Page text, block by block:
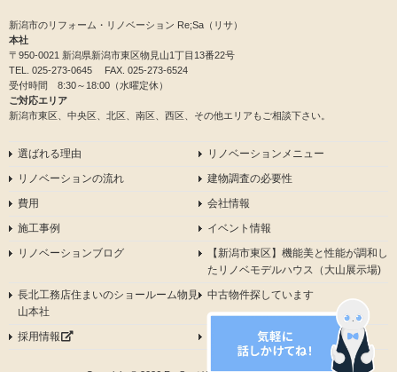
新潟市のリフォーム・リノベーション Re;Sa（リサ）
本社
〒950-0021 新潟県新潟市東区物見山1丁目13番22号
TEL. 025-273-0645 FAX. 025-273-6524
受付時間 8:30～18:00（水曜定休）
ご対応エリア
新潟市東区、中央区、北区、南区、西区、その他エリアもご相談下さい。
選ばれる理由
リノベーションメニュー
リノベーションの流れ
建物調査の必要性
費用
会社情報
施工事例
イベント情報
リノベーションブログ
【新潟市東区】機能美と性能が調和し
たリノベモデルハウス（大山展示場)
長北工務店住まいのショールーム物見
山本社
中古物件探しています
採用情報 プライバシーポリシー